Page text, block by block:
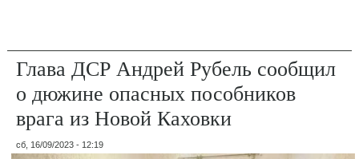
Глава ДСР Андрей Рубель сообщил
о дюжине опасных пособников
врага из Новой Каховки
сб, 16/09/2023 - 12:19